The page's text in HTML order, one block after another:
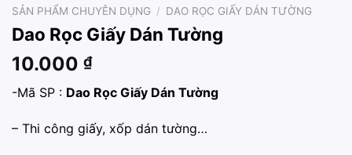
SẢN PHẨM CHUYÊN DỤNG / DAO RỌC GIẤY DÁN TƯỜNG
Dao Rọc Giấy Dán Tường
10.000 ₫
-Mã SP : Dao Rọc Giấy Dán Tường
– Thi công giấy, xốp dán tường…